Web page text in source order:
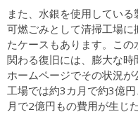
また、水銀を使用してい
可燃ごみとして清掃工場
たケースもあります。こ
関わる復旧には、膨大な
ホームページでその状況
工場では約3カ月で約3億
月で2億円もの費用が生じ